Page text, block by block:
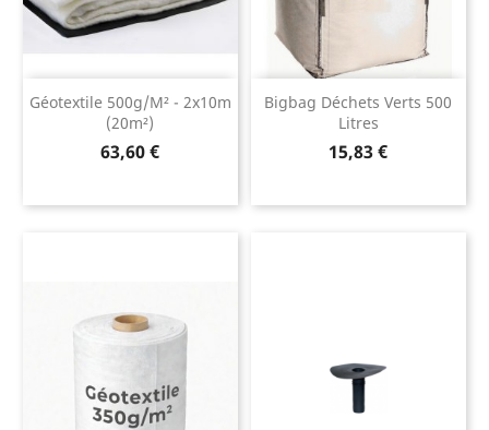
Géotextile 500g/m² - 2x10m
(20m²)
Prix
63,60 €
Bigbag Déchets Verts 500
Litres
Prix
15,83 €